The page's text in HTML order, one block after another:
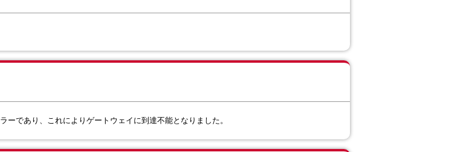
あり、これによりゲートウェイに到達不能となりました。